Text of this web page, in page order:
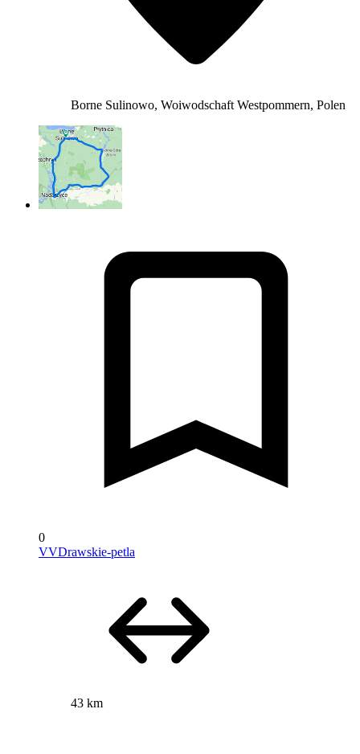
Borne Sulinowo, Woiwodschaft Westpommern, Polen
0
VVDrawskie-petla
43 km